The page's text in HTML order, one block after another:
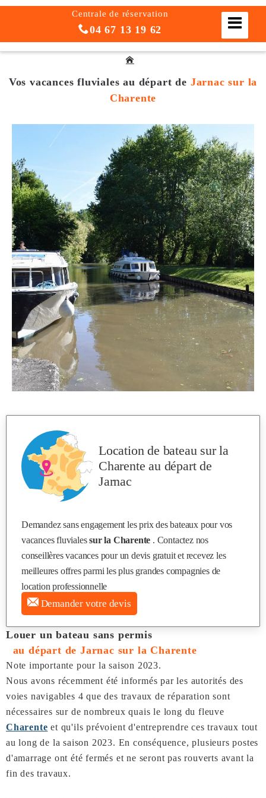
Centrale de réservation
04 67 13 19 62
Vos vacances fluvialesau départ de Jarnac sur la
Charente
Location de bateau sur la
Charenteau départ de
Jarnac
Demandez sans engagement les prix des bateaux pour vos
vacances fluvialessur la Charente . Contactez nos
conseillères vacances pour un devis gratuit et recevez les
meilleures offres parmi les plus grandes compagnies de
location professionnelle
Demander votre devis
Louer un bateau sans permis
au départ de Jarnac sur la Charente
Note importante pour la saison 2023.
Nous avons récemment été informés par les autorités des
voies navigables 4 que des travaux de réparation sont
nécessaires sur de nombreux quais le long du fleuve
Charente et qu'ils prévoient d'entreprendre ces travaux tout
au long de la saison 2023. En conséquence, plusieurs postes
d'amarrage ont été fermés et ne seront pas rouverts avant la
fin des travaux.